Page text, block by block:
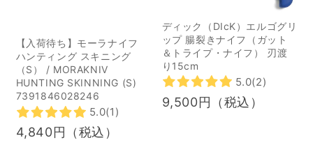
ポイントについて解説し
ます。また、おすすめ商
品や設置・運用時のポイ
ントについても解説して
いますので、ぜひ参考に
してください。 トレイル
たいレシピなどを詳しく
紹介します。 目次 1狩猟
の目的 1趣味として楽し
む 2害獣駆除 3環境の保
全 4自然資源として肉や
皮の利用 2野生鳥獣被害
【入荷待ち】モーラナイフ
ハンティング スキニング
（S） / MORAKNIV
HUNTING SKINNING (S)
7391846028246
5.0(1)
4,840円（税込）
ディック（DIcK）エルゴグリ
ップ 腸裂きナイフ（ガット
＆トライプ・ナイフ） 刃渡
り15cm
5.0(2)
9,500円（税込）